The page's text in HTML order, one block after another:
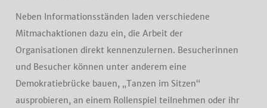
Neben Informationsständen laden verschiedene
Mitmachaktionen dazu ein, die Arbeit der
Organisationen direkt kennenzulernen. Besucherinnen
und Besucher können unter anderem eine
Demokratiebrücke bauen, „Tanzen im Sitzen“
ausprobieren, an einem Rollenspiel teilnehmen oder ihr